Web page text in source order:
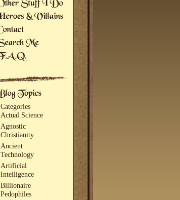
Categories
Actual Science
Agnostic
Christianity
Ancient
Technology
Artificial
Intelligence
Billionaire
Pedophiles